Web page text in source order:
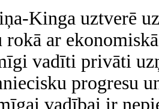
Kinga uztverē
rokā ar
vadīti privāti
progresu
vadībai ir